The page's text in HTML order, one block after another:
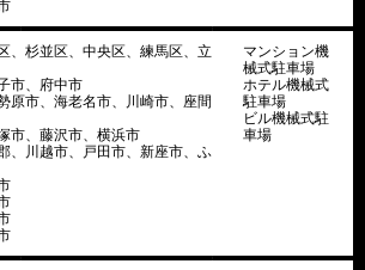
杉並区、中央区、練馬区、立
府中市
市、海老名市、川崎市、座間
沢市、横浜市
川越市、戸田市、新座市、ふ
マンション機
械式駐車場
ホテル機械式
駐車場
ビル機械式駐
車場